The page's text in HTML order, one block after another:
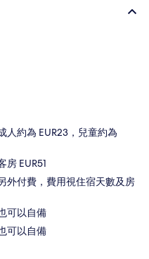
人約為 EUR23，兒童約為
房 EUR51
外付費，費用視住宿天數及房
可以自備
可以自備